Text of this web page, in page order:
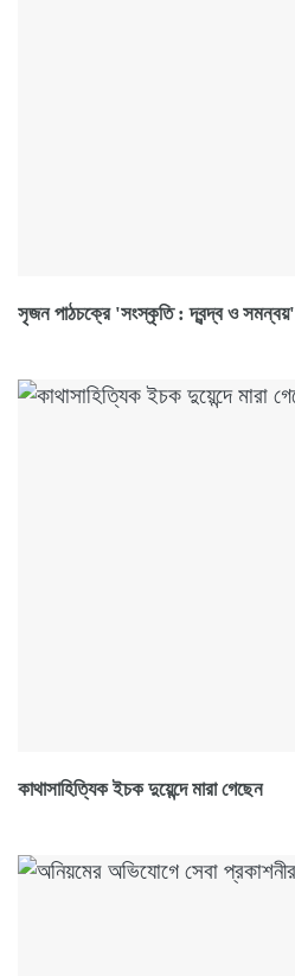
সৃজন পাঠচক্রে 'সংস্কৃতি : দ্বন্দ্ব ও সমন্বয়'
কাথাসাহিত্যিক ইচক দুয়েন্দে মারা গেছেন